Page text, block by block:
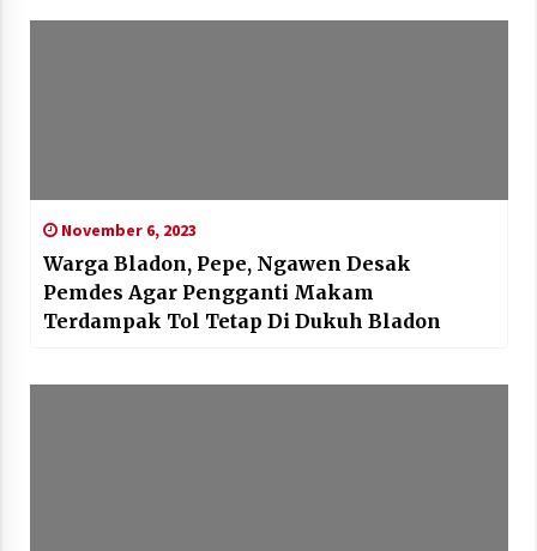
November 6, 2023
Warga Bladon, Pepe, Ngawen Desak
Pemdes Agar Pengganti Makam
Terdampak Tol Tetap Di Dukuh Bladon